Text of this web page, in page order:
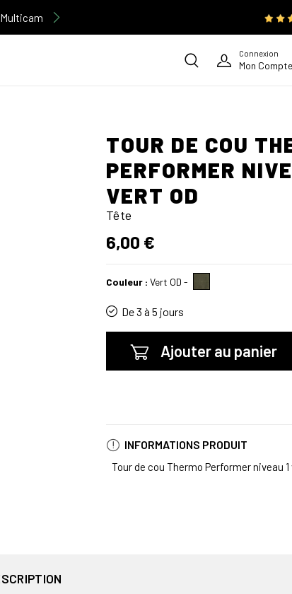
Connexion
Mon Compte
TOUR DE COU
PERFORMER
VERT OD
Tête
6,00 €
Couleur : Vert OD -
De 3 à 5 jours
Ajouter au panier
INFORMATIONS PRODUIT
Tour de cou Thermo Performer niveau 1